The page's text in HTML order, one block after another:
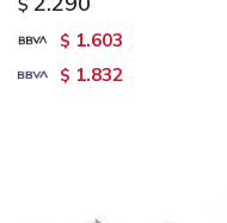
$
$ 1.603
$ 1.832